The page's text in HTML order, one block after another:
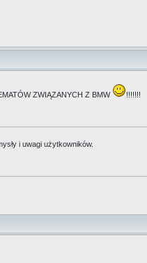
ZWIĄZANYCH Z BMW
!!!!!!!
i uwagi użytkowników.